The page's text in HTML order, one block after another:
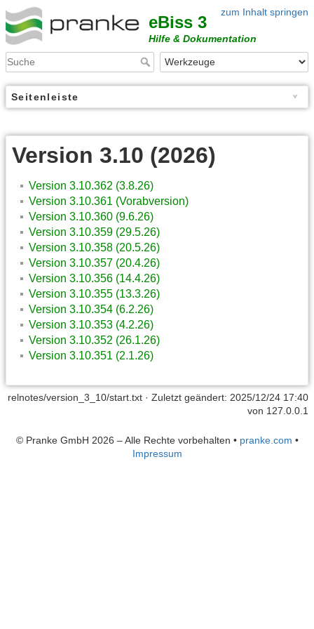
zum Inhalt springen
eBiss 3
Hilfe & Dokumentation
Seitenleiste
Version 3.10 (2026)
Version 3.10.362 (3.8.26)
Version 3.10.361 (Vorabversion)
Version 3.10.360 (9.6.26)
Version 3.10.359 (29.5.26)
Version 3.10.358 (20.5.26)
Version 3.10.357 (20.4.26)
Version 3.10.356 (14.4.26)
Version 3.10.355 (13.3.26)
Version 3.10.354 (6.2.26)
Version 3.10.353 (4.2.26)
Version 3.10.352 (26.1.26)
Version 3.10.351 (2.1.26)
relnotes/version_3_10/start.txt · Zuletzt geändert: 2025/12/24 17:40
von 127.0.0.1
© Pranke GmbH 2026 – Alle Rechte vorbehalten • pranke.com •
Impressum